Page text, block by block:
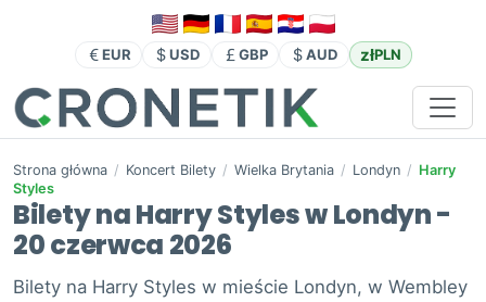
EUR USD GBP AUD złPLN
Strona główna / Koncert Bilety / Wielka Brytania / Londyn / Harry
Styles
Bilety na Harry Styles w Londyn -
20 czerwca 2026
Bilety na Harry Styles w mieście Londyn, w Wembley